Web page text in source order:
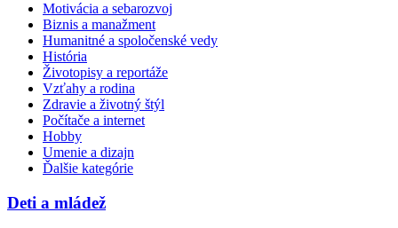
Motivácia a sebarozvoj
Biznis a manažment
Humanitné a spoločenské vedy
História
Životopisy a reportáže
Vzťahy a rodina
Zdravie a životný štýl
Počítače a internet
Hobby
Umenie a dizajn
Ďalšie kategórie
Deti a mládež